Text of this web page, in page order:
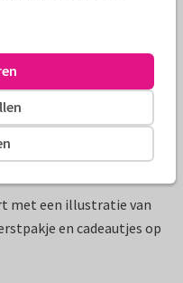
met een illustratie van
en cadeautjes op